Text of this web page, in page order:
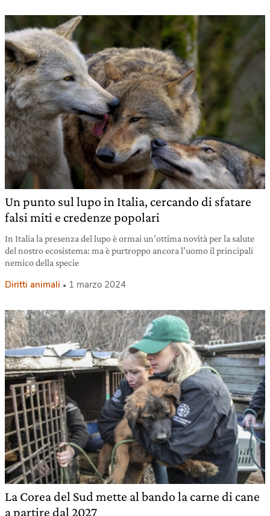
Un punto sul lupo in Italia, cercando di sfatare
falsi miti e credenze popolari
In Italia la presenza del lupo è ormai un’ottima novità per la salute
del nostro ecosistema: ma è purtroppo ancora l’uomo il principali
nemico della specie
Diritti animali 1 marzo 2024
La Corea del Sud mette al bando la carne di cane
a partire dal 2027